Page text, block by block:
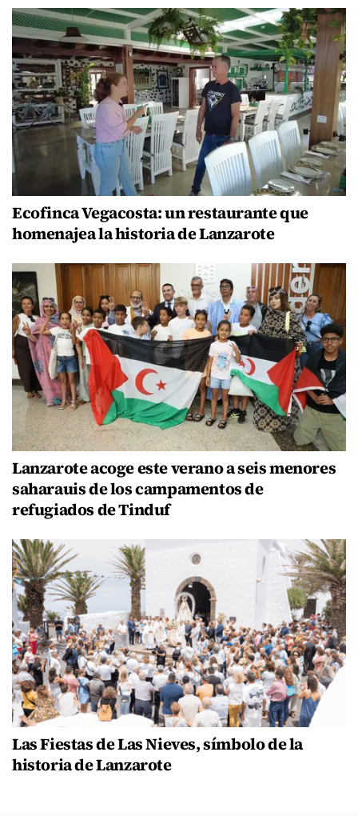
Ecofinca Vegacosta: un restaurante que
homenajea la historia de Lanzarote
Lanzarote acoge este verano a seis menores
saharauis de los campamentos de
refugiados de Tinduf
Las Fiestas de Las Nieves, símbolo de la
historia de Lanzarote